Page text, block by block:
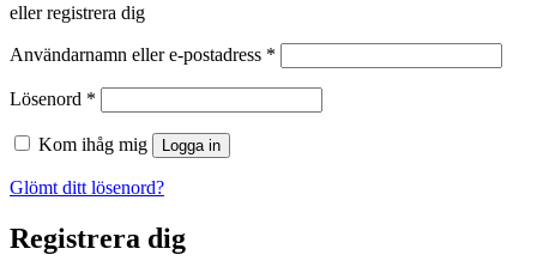
eller registrera dig
Användarnamn eller e-postadress *
Lösenord *
Kom ihåg mig Logga in
Glömt ditt lösenord?
Registrera dig